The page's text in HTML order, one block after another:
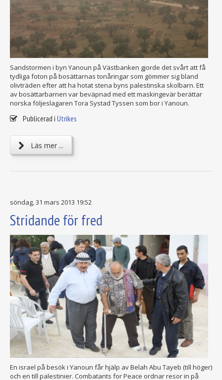
Sandstormen i byn Yanoun på Västbanken gjorde det svårt att få
tydliga foton på bosättarnas tonåringar som gömmer sig bland
olivträden efter att ha hotat stena byns palestinska skolbarn. Ett
av bosättarbarnen var beväpnad med ett maskingevär berättar
norska följeslagaren Tora Systad Tyssen som bor i Yanoun.
Publicerad i Utrikes
Läs mer ...
söndag, 31 mars 2013 19:52
Stridande för fred
En israel på besök i Yanoun får hjälp av Belah Abu Tayeb (till höger)
och en till palestinier. Combatants for Peace ordnar resor in på